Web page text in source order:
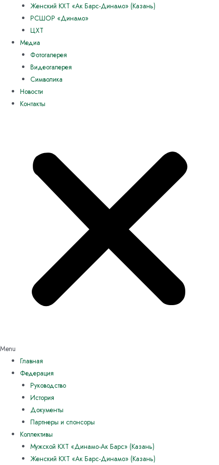
Женский КХТ «Ак Барс-Динамо» (Казань)
РСШОР «Динамо»
ЦХТ
Медиа
Фотогалерея
Видеогалерея
Символика
Новости
Контакты
Menu
Главная
Федерация
Руководство
История
Документы
Партнеры и спонсоры
Коллективы
Мужской КХТ «Динамо-Ак Барс» (Казань)
Женский КХТ «Ак Барс-Динамо» (Казань)